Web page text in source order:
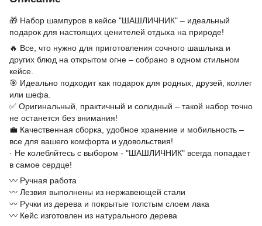
🎁 Набор шампуров в кейсе "ШАШЛИЧНИК" – идеальный
подарок для настоящих ценителей отдыха на природе!
🔥 Все, что нужно для приготовления сочного шашлыка и
других блюд на открытом огне – собрано в одном стильном
кейсе.
🎯 Идеально подходит как подарок для родных, друзей, коллег
или шефа.
✅ Оригинальный, практичный и солидный – такой набор точно
не останется без внимания!
💼 Качественная сборка, удобное хранение и мобильность –
все для вашего комфорта и удовольствия!
· Не колеблйтесь с выбором - "ШАШЛИЧНИК" всегда попадает
в самое сердце!
〰️ Ручная работа
〰️ Лезвия выполнены из нержавеющей стали
〰️ Ручки из дерева и покрытые толстым слоем лака
〰️ Кейс изготовлен из натурального дерева